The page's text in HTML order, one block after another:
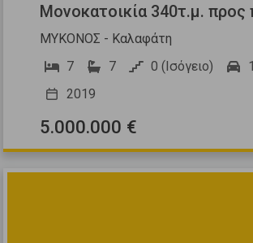
Μονοκατοικία 340τ.μ.
ΜΥΚΟΝΟΣ - Καλαφάτη
7
7 0 (Ισόγειο)
2019
5.000.000 €